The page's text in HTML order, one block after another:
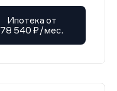
Ипотека от
78 540 ₽/мес.